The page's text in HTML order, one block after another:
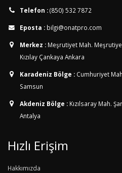
Telefon :(850) 532 7872
Eposta : bilgi@onatpro.com
Merkez : Meşrutiyet Mah.
Kızılay Çankaya Ankara
Karadeniz Bölge : Cumhuriyet
Samsun
Akdeniz Bölge : Kızılsaray Mah.
Antalya
Hızlı Erişim
Hakkımızda